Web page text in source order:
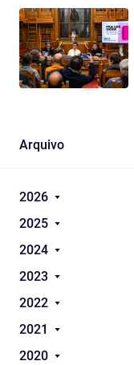
Arquivo
2026
2025
2024
2023
2022
2021
2020